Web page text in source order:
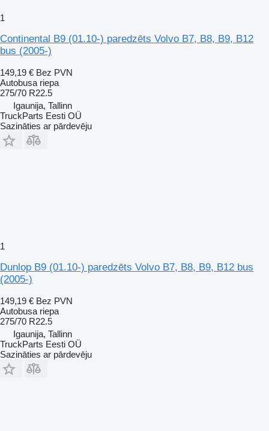
1
Continental B9 (01.10-) paredzēts Volvo B7, B8, B9, B12
bus (2005-)
149,19 € Bez PVN
Autobusa riepa
275/70 R22.5
Igaunija, Tallinn
TruckParts Eesti OÜ
Sazināties ar pārdevēju
1
Dunlop B9 (01.10-) paredzēts Volvo B7, B8, B9, B12 bus
(2005-)
149,19 € Bez PVN
Autobusa riepa
275/70 R22.5
Igaunija, Tallinn
TruckParts Eesti OÜ
Sazināties ar pārdevēju